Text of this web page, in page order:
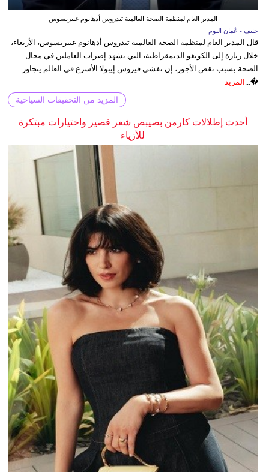
المدير العام لمنظمة الصحة العالمية تيدروس أدهانوم غيبريسوس
جنيف - عُمان اليوم
قال المدير العام لمنظمة الصحة العالمية تيدروس أدهانوم غيبريسوس، الأربعاء،
خلال زيارة إلى الكونغو الديمقراطية، التي تشهد إضراب العاملين في مجال
الصحة بسبب نقص الأجور، إن تفشي فيروس إيبولا الأسرع في العالم يتجاوز
�... المزيد
المزيد من التحقيقات السياحية
أحدث إطلالات كارمن بصيبص شعر قصير واختيارات مبتكرة
للأزياء